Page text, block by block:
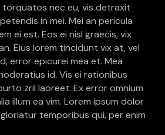
torquatos nec eu, vis detraxit
in mei. Mei an pericula
ei est. Eos ei nisl graecis, vix
Eius lorem tincidunt vix at, vel
error epicurei mea et. Mea
id. Vis ei rationibus
zril laoreet. Ex error omnium
illum ea vim. Lorem ipsum dolor
temporibus qui, per enim